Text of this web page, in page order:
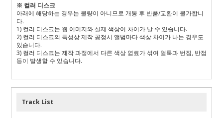
※ 컬러 디스크
아래에 해당하는 경우는 불량이 아니므로 개봉 후 반품/교환이 불가합니
다.
1) 컬러 디스크는 웹 이미지와 실제 색상이 차이가 날 수 있습니다.
2) 컬러 디스크의 특성상 제작 공정시 앨범마다 색상 차이가 나는 경우도
있습니다.
3) 컬러 디스크는 제작 과정에서 다른 색상 염료가 섞여 얼룩과 번짐, 반점
등이 발생할 수 있습니다.
Track List